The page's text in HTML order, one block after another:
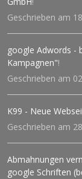
Geschrieben am
google Adwords -
Kampagnen"!
Geschrieben am
K99 - Neue
Geschrieben am
Abmahnungen
google Schriften